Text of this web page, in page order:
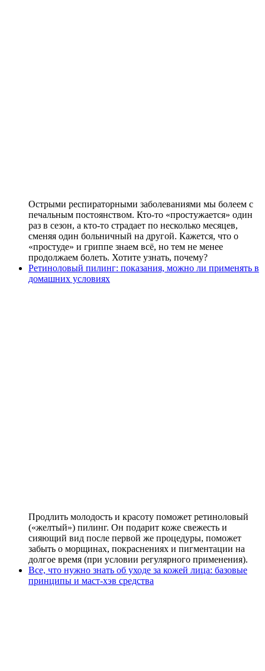
Острыми респираторными заболеваниями мы болеем с
печальным постоянством. Кто-то «простужается» один
раз в сезон, а кто-то страдает по несколько месяцев,
сменяя один больничный на другой. Кажется, что о
«простуде» и гриппе знаем всё, но тем не менее
продолжаем болеть. Хотите узнать, почему?
Ретиноловый пилинг: показания, можно ли применять в
домашних условиях
Продлить молодость и красоту поможет ретиноловый
(«желтый») пилинг. Он подарит коже свежесть и
сияющий вид после первой же процедуры, поможет
забыть о морщинах, покраснениях и пигментации на
долгое время (при условии регулярного применения).
Все, что нужно знать об уходе за кожей лица: базовые
принципы и маст-хэв средства